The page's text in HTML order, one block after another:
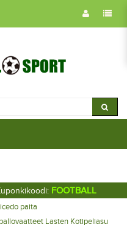
FOOTBALL
paita
Lasten Kotipeliasu